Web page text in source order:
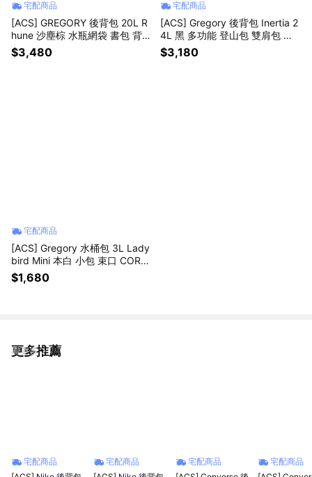
宅配商品
[ACS] GREGORY 後背包 20L R
hune 沙塵棕 水瓶網袋 書包 背帶
口袋 143375A010
$3,480
宅配商品
[ACS] Gregory 後背包 Inertia 2
4L 黑 多功能 登山包 雙肩包 背
包 包包 戶外 登山 1413390413
$3,180
宅配商品
[ACS] Gregory 水桶包 3L Lady
bird Mini 本白 小包 束口 CORD
URA 手提 側背 斜背 兩用 1409
551627
$1,680
更多推薦
看更多
宅配商品
宅配商品
宅配商品
宅配商品